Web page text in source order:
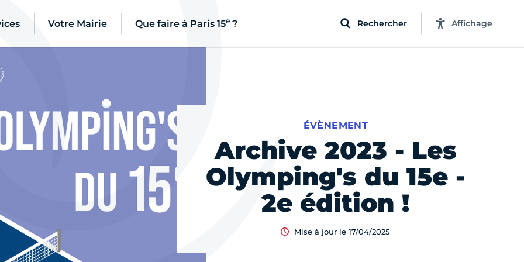
Votre Mairie Que faire à Paris 15e ? Rechercher Affichage
Archive 2023 - Les
Olymping's du 15e -
2e édition !
ÉVÈNEMENT
Mise à jour le 17/04/2025